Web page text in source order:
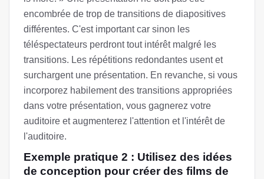
encombrée de trop de transitions de diapositives
différentes. C'est important car sinon les
téléspectateurs perdront tout intérêt malgré les
transitions. Les répétitions redondantes usent et
surchargent une présentation. En revanche, si vous
incorporez habilement des transitions appropriées
dans votre présentation, vous gagnerez votre
auditoire et augmenterez l'attention et l'intérêt de
l'auditoire.
Exemple pratique 2 : Utilisez des idées
de conception pour créer des films de